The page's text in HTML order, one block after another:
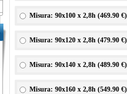
Misura: 90x100 x 2,8h (469.90 €)
Misura: 90x120 x 2,8h (479.90 €)
Misura: 90x140 x 2,8h (489.90 €)
Misura: 90x160 x 2,8h (549.90 €)